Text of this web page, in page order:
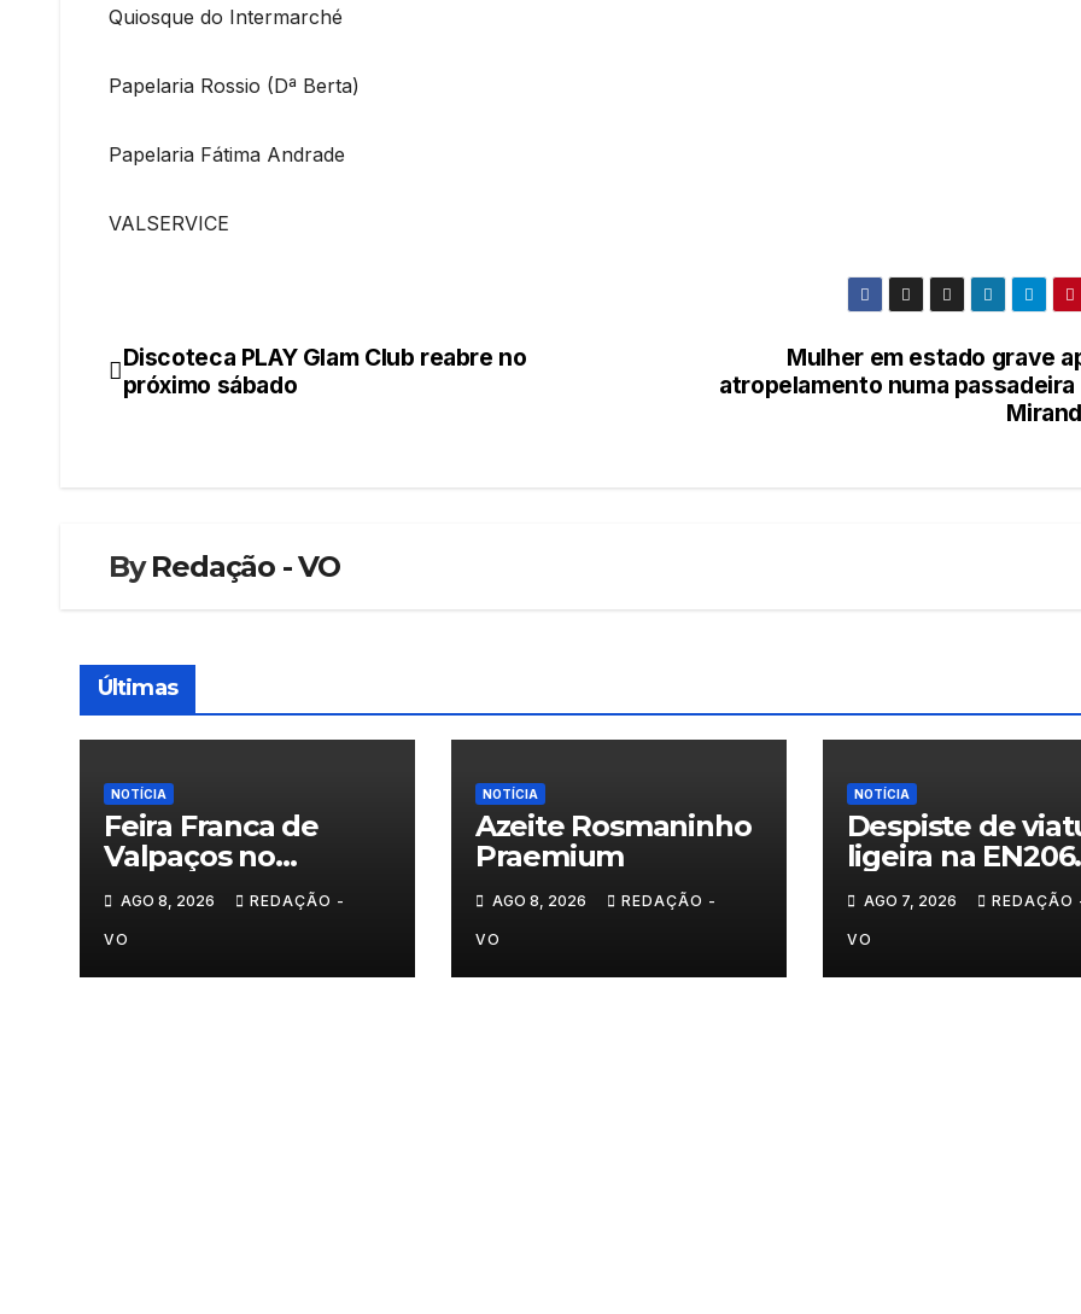
Quiosque do Intermarché
Papelaria Rossio (Dª Berta)
Papelaria Fátima Andrade
VALSERVICE
Navegação
Mulher em estado grave
atropelamento numa passadeira
Discoteca PLAY Glam Club reabre no
próximo sábado
ByRedação - VO
Últimas
NOTÍCIA
Feira Franca de
Valpaços no
AGO 8, 2026 REDAÇÃO -
VO
NOTÍCIA
Azeite Rosmaninho
Praemium
AGO 8, 2026 REDAÇÃO -
VO
NOTÍCIA
Despiste de
ligeira na EN206
cruzamento
do Pinhal
AGO 7, 2026 REDAÇÃO
VO